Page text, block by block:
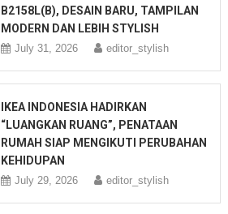
B2158L(B), DESAIN BARU, TAMPILAN
MODERN DAN LEBIH STYLISH
July 31, 2026 editor_stylish
IKEA INDONESIA HADIRKAN
“LUANGKAN RUANG”, PENATAAN
RUMAH SIAP MENGIKUTI PERUBAHAN
KEHIDUPAN
July 29, 2026 editor_stylish